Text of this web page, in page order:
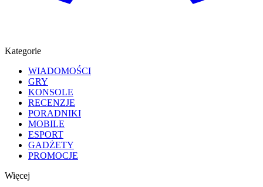
Kategorie
WIADOMOŚCI
GRY
KONSOLE
RECENZJE
PORADNIKI
MOBILE
ESPORT
GADŻETY
PROMOCJE
Więcej